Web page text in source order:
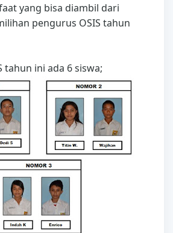
yang bisa diambil dari
pengurus OSIS tahun
tahun ini ada 6 siswa;